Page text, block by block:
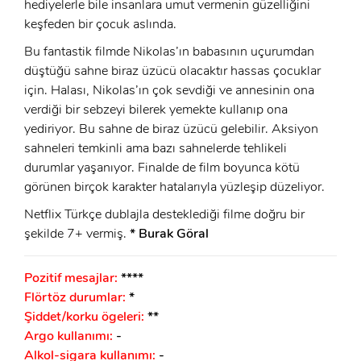
hediyelerle bile insanlara umut vermenin güzelliğini
keşfeden bir çocuk aslında.
Bu fantastik filmde Nikolas’ın babasının uçurumdan
düştüğü sahne biraz üzücü olacaktır hassas çocuklar
için. Halası, Nikolas’ın çok sevdiği ve annesinin ona
verdiği bir sebzeyi bilerek yemekte kullanıp ona
yediriyor. Bu sahne de biraz üzücü gelebilir. Aksiyon
sahneleri temkinli ama bazı sahnelerde tehlikeli
durumlar yaşanıyor. Finalde de film boyunca kötü
görünen birçok karakter hatalarıyla yüzleşip düzeliyor.
Netflix Türkçe dublajla desteklediği filme doğru bir
şekilde 7+ vermiş. * Burak Göral
Pozitif mesajlar: ****
Flörtöz durumlar: *
Şiddet/korku ögeleri: **
Argo kullanımı: -
Alkol-sigara kullanımı: -